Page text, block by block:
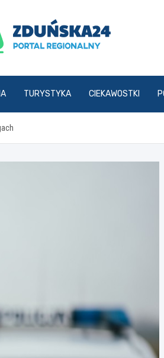
TURYSTYKA CIEKAWOSTKI